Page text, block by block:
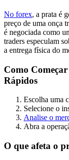
No forex, a prata é
preço de uma onça
é negociada como
traders especulam
a entrega física do
Como
Rápidos
Escolha uma
Selecione o
Analise o
Abra a
O que afeta o